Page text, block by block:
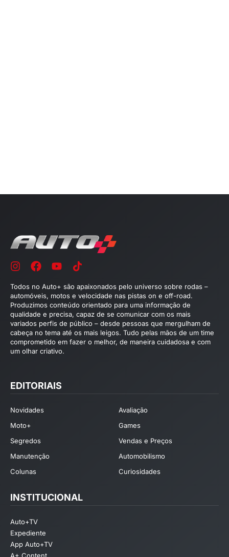
Todos no Auto+ são apaixonados pelo universo sobre rodas –
automóveis, motos e velocidade nas pistas on e off-road.
Produzimos conteúdo orientado para uma informação de
qualidade e precisa, capaz de se comunicar com os mais
variados perfis de público – desde pessoas que mergulham de
cabeça no tema até os mais leigos. Tudo pelas mãos de um time
comprometido em fazer o melhor, de maneira cuidadosa e com
um olhar criativo.
EDITORIAIS
Novidades
Avaliação
Moto+
Games
Segredos
Vendas e Preços
Manutenção
Automobilismo
Colunas
Curiosidades
INSTITUCIONAL
Auto+TV
Expediente
App Auto+TV